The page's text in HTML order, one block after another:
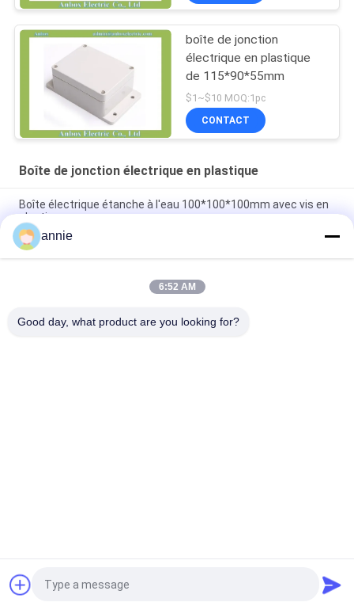
boîte de jonction
électrique en plastique
de 115*90*55mm
$1~$10 MOQ:1pc
CONTACT
Boîte de jonction électrique en plastique
Boîte électrique étanche à l'eau 100*100*100mm avec vis en
plastique
Coffret électrique imperméable de la carte PCB IP65
95*65*55mm avec les vis en plastique
Boîte de jonction extérieure anti-âge Polycarbonate PC
Demandez un devis
annie
6:52 AM
Good day, what product are you looking for?